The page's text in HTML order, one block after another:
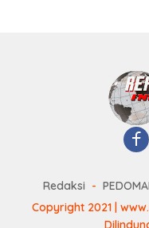
Redaksi
Copyright 2021 |